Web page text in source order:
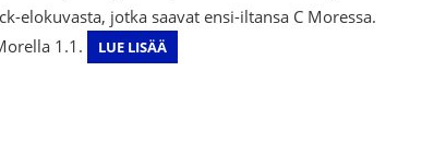
elokuvasta, jotka saavat ensi-iltansa C Moressa.
1.1.
LUE LISÄÄ